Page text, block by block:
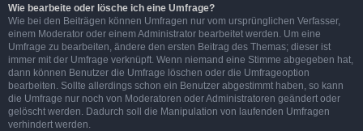
Wie bearbeite oder lösche ich eine Umfrage?
Wie bei den Beiträgen können Umfragen nur vom ursprünglichen Verfasser,
einem Moderator oder einem Administrator bearbeitet werden. Um eine
Umfrage zu bearbeiten, ändere den ersten Beitrag des Themas; dieser ist
immer mit der Umfrage verknüpft. Wenn niemand eine Stimme abgegeben hat,
dann können Benutzer die Umfrage löschen oder die Umfrageoption
bearbeiten. Sollte allerdings schon ein Benutzer abgestimmt haben, so kann
die Umfrage nur noch von Moderatoren oder Administratoren geändert oder
gelöscht werden. Dadurch soll die Manipulation von laufenden Umfragen
verhindert werden.